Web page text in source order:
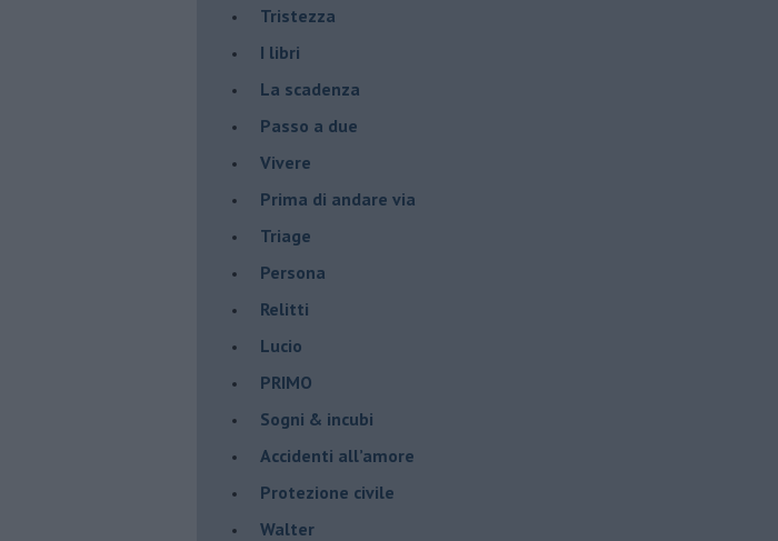
Tristezza
I libri
La scadenza
Passo a due
Vivere
Prima di andare via
Triage
Persona
Relitti
Lucio
PRIMO
Sogni & incubi
Accidenti all’amore
Protezione civile
Walter